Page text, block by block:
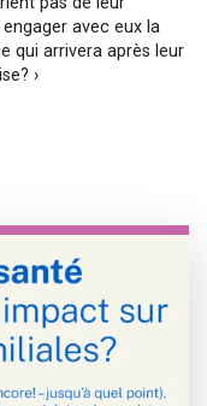
avec eux la
qui arrivera après leur
›